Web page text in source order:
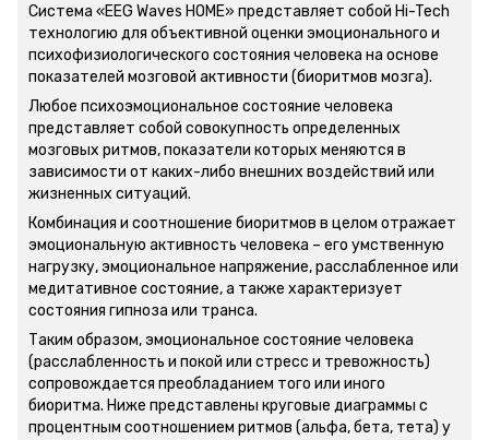
Система «EEG Waves HOME» представляет собой Hi-Tech
технологию для объективной оценки эмоционального и
психофизиологического состояния человека на основе
показателей мозговой активности (биоритмов мозга).
Любое психоэмоциональное состояние человека
представляет собой совокупность определенных
мозговых ритмов, показатели которых меняются в
зависимости от каких-либо внешних воздействий или
жизненных ситуаций.
Комбинация и соотношение биоритмов в целом отражает
эмоциональную активность человека – его умственную
нагрузку, эмоциональное напряжение, расслабленное или
медитативное состояние, а также характеризует
состояния гипноза или транса.
Таким образом, эмоциональное состояние человека
(расслабленность и покой или стресс и тревожность)
сопровождается преобладанием того или иного
биоритма. Ниже представлены круговые диаграммы с
процентным соотношением ритмов (альфа, бета, тета) у